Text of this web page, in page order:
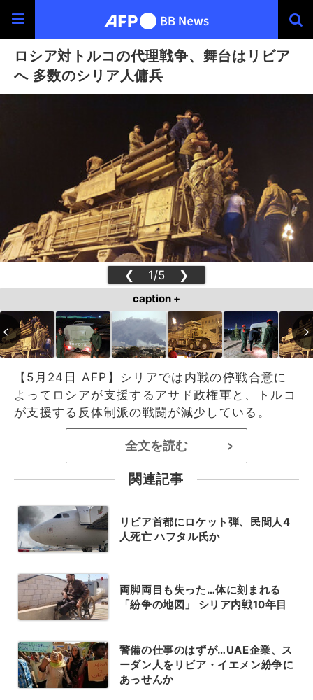
ロシア対トルコの代理戦争、舞台はリビア
へ 多数のシリア人傭兵
❮ 1/5 ❯
caption +
【5月24日 AFP】シリアでは内戦の停戦合意に
よってロシアが支援するアサド政権軍と、トルコ
が支援する反体制派の戦闘が減少している。
全文を読む >
関連記事
リビア首都にロケット弾、民間人4
人死亡 ハフタル氏か
両脚両目も失った…体に刻まれる
「紛争の地図」 シリア内戦10年目
警備の仕事のはずが…UAE企業、ス
ーダン人をリビア・イエメン紛争に
あっせんか